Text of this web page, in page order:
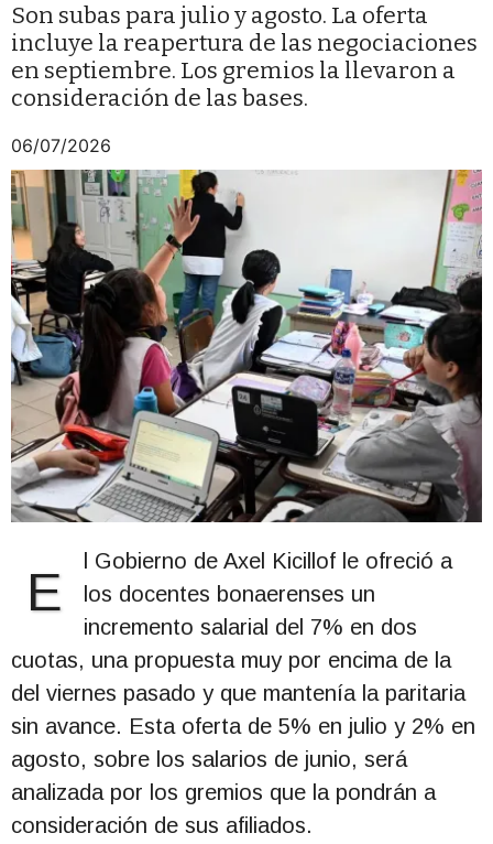
Son subas para julio y agosto. La oferta
incluye la reapertura de las negociaciones
en septiembre. Los gremios la llevaron a
consideración de las bases.
06/07/2026
E
l Gobierno de Axel Kicillof le ofreció a
los docentes bonaerenses un
incremento salarial del 7% en dos
cuotas, una propuesta muy por encima de la
del viernes pasado y que mantenía la paritaria
sin avance. Esta oferta de 5% en julio y 2% en
agosto, sobre los salarios de junio, será
analizada por los gremios que la pondrán a
consideración de sus afiliados.